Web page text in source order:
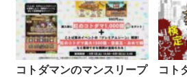
コトダマンのマンスリープ
コト